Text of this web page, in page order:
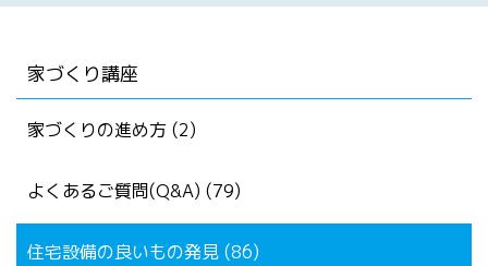
家づくり講座
家づくりの進め方 (2)
よくあるご質問(Q&A) (79)
住宅設備の良いもの発見 (86)